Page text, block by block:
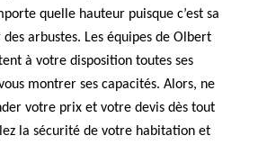
quelle hauteur puisque c’est sa
arbustes. Les équipes de Olbert
à votre disposition toutes ses
montrer ses capacités. Alors, ne
votre prix et votre devis dès tout
la sécurité de votre habitation et